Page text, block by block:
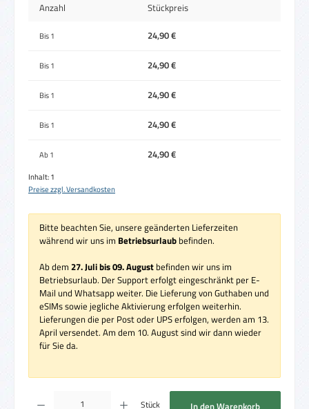
Anzahl Stückpreis
Bis1 24,90 €
Bis1 24,90 €
Bis1 24,90 €
Bis1 24,90 €
Ab1 24,90 €
Inhalt:1
Preise zzgl. Versandkosten
Bitte beachten Sie, unsere geänderten Lieferzeiten
während wir uns im Betriebsurlaub befinden.
Ab dem 27. Juli bis 09. August befinden wir uns im
Betriebsurlaub. Der Support erfolgt eingeschränkt per E-
Mail und Whatsapp weiter. Die Lieferung von Guthaben und
eSIMs sowie jegliche Aktivierung erfolgen weiterhin.
Lieferungen die per Post oder UPS erfolgen, werden am 13.
April versendet. Am dem 10. August sind wir dann wieder
für Sie da.
Produkt Anzahl: Gib den gewünschten Wert ein oder benutze die Schaltflächen um
Stück In den Warenkorb